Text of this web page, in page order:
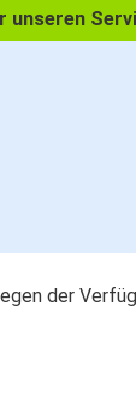
unseren
der